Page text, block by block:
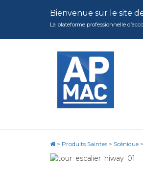
Bienvenue sur le site
La plateforme professionnelle
> Produits Saintes > Scénique >